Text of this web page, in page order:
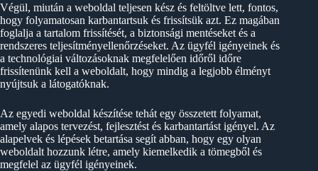
Végül, miután a weboldal teljesen kész és feltöltve lett, fontos,
hogy folyamatosan karbantartsuk és frissítsük azt. Ez magában
foglalja a tartalom frissítését, a biztonsági mentéseket és a
rendszeres teljesítményellenőrzéseket. Az ügyfél igényeinek és
a technológiai változásoknak megfelelően időről időre
frissítenünk kell a weboldalt, hogy mindig a legjobb élményt
nyújtsuk a látogatóknak.
Az egyedi weboldal készítése tehát egy összetett folyamat,
amely alapos tervezést, fejlesztést és karbantartást igényel. Az
alapelvek és lépések betartása segít abban, hogy egy olyan
weboldalt hozzunk létre, amely kiemelkedik a tömegből és
megfelel az ügyfél igényeinek.